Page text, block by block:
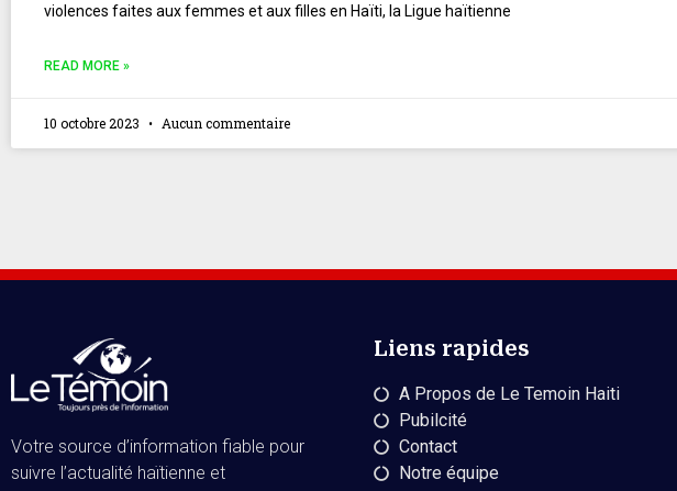
violences faites aux femmes et aux filles en Haïti, la Ligue haïtienne
READ MORE »
10 octobre 2023 Aucun commentaire
Votre source d’information fiable pour
suivre l’actualité haïtienne et
Liens rapides
A Propos de Le Temoin Haiti
Pubilcité
Contact
Notre équipe